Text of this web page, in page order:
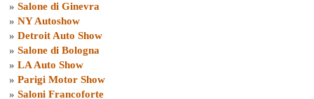
» Salone di Ginevra
» NY Autoshow
» Detroit Auto Show
» Salone di Bologna
» LA Auto Show
» Parigi Motor Show
» Saloni Francoforte